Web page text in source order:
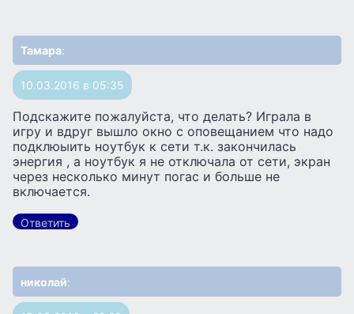
Тамара:
10.03.2016 в 05:35
Подскажите пожалуйста, что делать? Играла в
игру и вдруг вышло окно с оповещанием что надо
подклюыить ноутбук к сети т.к. закончилась
энергия , а ноутбук я не отключала от сети, экран
через несколько минут погас и больше не
включается.
Ответить
николай: